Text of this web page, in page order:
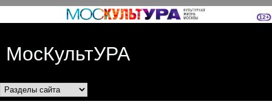
Перейти к основному
МосКультУРА
Разделы сайта